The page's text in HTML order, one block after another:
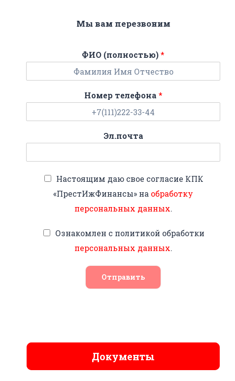
Мы вам перезвоним
ФИО (полностью)*
Номер телефона *
Эл.почта
Настоящим даю свое согласие КПК
«ПрестИжФинансы» на обработку
персональных данных.
Ознакомлен с политикой обработки
персональных данных.
Отправить
Документы